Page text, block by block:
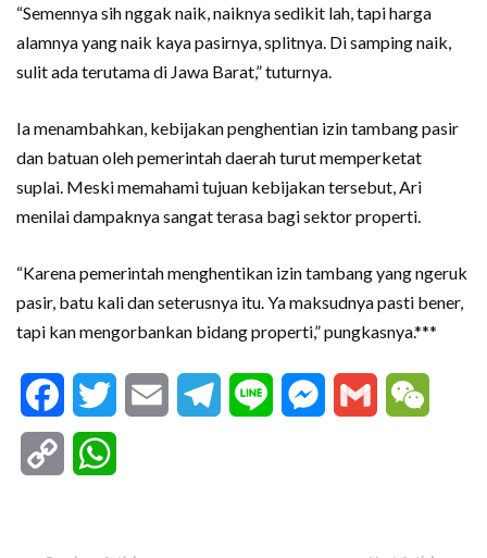
“Semennya sih nggak naik, naiknya sedikit lah, tapi harga
alamnya yang naik kaya pasirnya, splitnya. Di samping naik,
sulit ada terutama di Jawa Barat,” tuturnya.
Ia menambahkan, kebijakan penghentian izin tambang pasir
dan batuan oleh pemerintah daerah turut memperketat
suplai. Meski memahami tujuan kebijakan tersebut, Ari
menilai dampaknya sangat terasa bagi sektor properti.
“Karena pemerintah menghentikan izin tambang yang ngeruk
pasir, batu kali dan seterusnya itu. Ya maksudnya pasti bener,
tapi kan mengorbankan bidang properti,” pungkasnya.***
FacebookTwitter Email Telegram
Line Messenger
Gmail
Copy